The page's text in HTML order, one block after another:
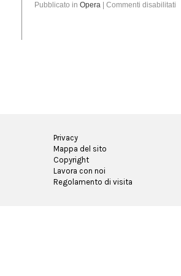
Pubblicato in Opera Commenti disabilitati
Privacy
Mappa del sito
Copyright
Lavora con noi
Regolamento di visita